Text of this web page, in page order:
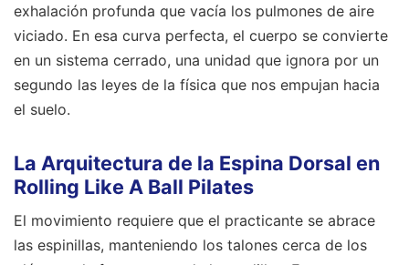
exhalación profunda que vacía los pulmones de aire
viciado. En esa curva perfecta, el cuerpo se convierte
en un sistema cerrado, una unidad que ignora por un
segundo las leyes de la física que nos empujan hacia
el suelo.
La Arquitectura de la Espina Dorsal en
Rolling Like A Ball Pilates
El movimiento requiere que el practicante se abrace
las espinillas, manteniendo los talones cerca de los